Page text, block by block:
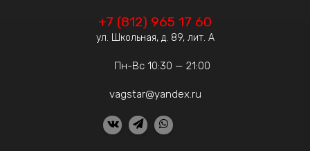
+7 (812) 965 17 60
ул. Школьная, д. 89, лит. А
Пн-Вс 10:30 — 21:00
vagstar@yandex.ru